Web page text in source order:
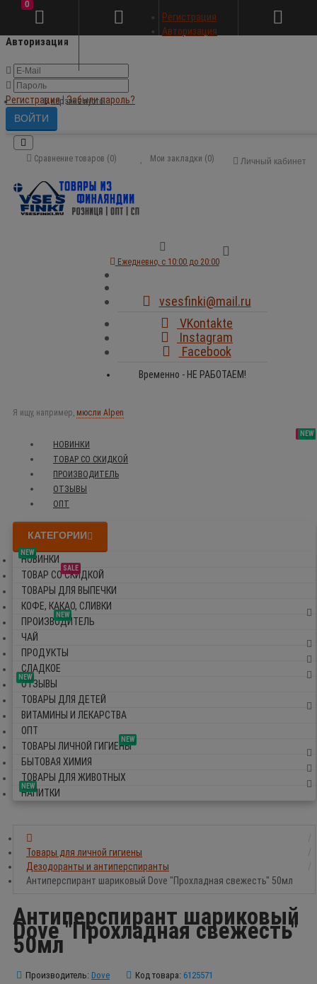
Авторизация
Регистрация|Забыли пароль?
Личный кабинет
Мои закладки (0)
Сравнение товаров (0)
Ежедневно, с 10:00 до 20:00
vsesfinki@mail.ru
VKontakte
Instagram
Facebook
Временно - НЕ РАБОТАЕМ!
Я ищу, например, мюсли Alpen
Регистрация
Авторизация
0
В корзине пусто!
NEW
НОВИНКИ
SALE
ТОВАР СО СКИДКОЙ
NEW
ПРОИЗВОДИТЕЛЬ
NEW
ОТЗЫВЫ
ОПТ
КАТЕГОРИИ
NEW
НОВИНКИ
SALE
ТОВАР СО СКИДКОЙ
ТОВАРЫ ДЛЯ ВЫПЕЧКИ
КОФЕ, КАКАО, СЛИВКИ
NEW
ПРОИЗВОДИТЕЛЬ
ЧАЙ
ПРОДУКТЫ
СЛАДКОЕ
NEW
ОТЗЫВЫ
ТОВАРЫ ДЛЯ ДЕТЕЙ
ВИТАМИНЫ И ЛЕКАРСТВА
ОПТ
NEW
ТОВАРЫ ЛИЧНОЙ ГИГИЕНЫ
БЫТОВАЯ ХИМИЯ
ТОВАРЫ ДЛЯ ЖИВОТНЫХ
NEW
НАПИТКИ
Товары для личной гигиены
Дезодоранты и антиперспиранты
Антиперспирант шариковый Dove "Прохладная свежесть" 50мл
Антиперспирант шариковый
Dove "Прохладная свежесть"
50мл
Производитель: Dove Код товара: 6125571